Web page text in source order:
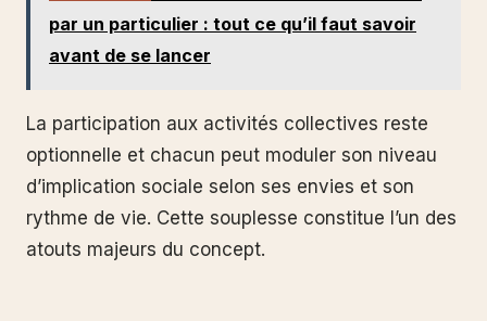
par un particulier : tout ce qu’il faut savoir
avant de se lancer
La participation aux activités collectives reste
optionnelle et chacun peut moduler son niveau
d’implication sociale selon ses envies et son
rythme de vie. Cette souplesse constitue l’un des
atouts majeurs du concept.